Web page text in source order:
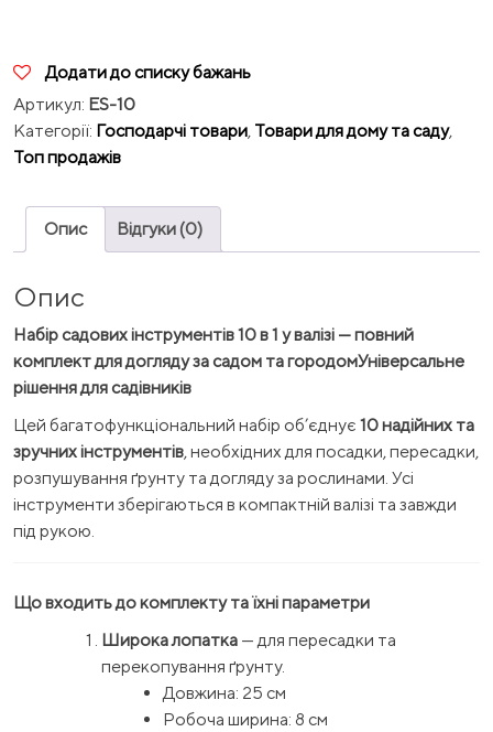
Додати до списку бажань
Артикул: ES-10
Категорії: Господарчі товари, Товари для дому та саду,
Топ продажів
Опис Відгуки (0)
Опис
Набір садових інструментів 10 в 1 у валізі — повний
комплект для догляду за садом та городомУніверсальне
рішення для садівників
Цей багатофункціональний набір об’єднує 10 надійних та
зручних інструментів, необхідних для посадки, пересадки,
розпушування ґрунту та догляду за рослинами. Усі
інструменти зберігаються в компактній валізі та завжди
під рукою.
Що входить до комплекту та їхні параметри
Широка лопатка — для пересадки та
перекопування ґрунту.
Довжина: 25 см
Робоча ширина: 8 см